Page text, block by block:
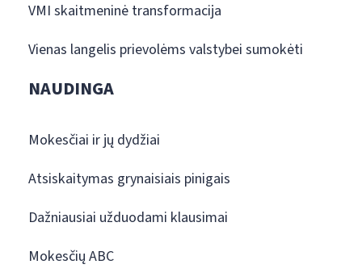
VMI skaitmeninė transformacija
Vienas langelis prievolėms valstybei sumokėti
NAUDINGA
Mokesčiai ir jų dydžiai
Atsiskaitymas grynaisiais pinigais
Dažniausiai užduodami klausimai
Mokesčių ABC